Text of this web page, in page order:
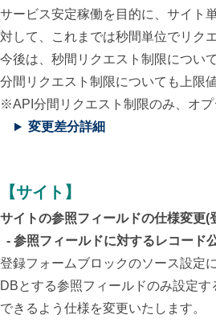
サービス安定稼働を目的に、サイト
対して、これまでは秒間単位でリク
今後は、秒間リクエスト制限につい
分間リクエスト制限についても上限
※API分間リクエスト制限のみ、オ
変更差分詳細
【サイト】
サイトの参照フィールドの仕様変更(
- 参照フィールドに対するレコード
登録フォームブロックのソース設定
DBとする参照フィールドのみ設定
できるよう仕様を変更いたします。